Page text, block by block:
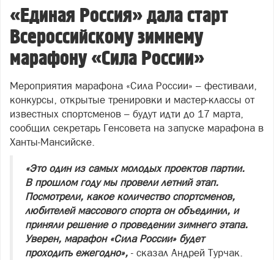
«Единая Россия» дала старт
Всероссийскому зимнему
марафону «Сила России»
Мероприятия марафона «Сила России» – фестивали,
конкурсы, открытые тренировки и мастер-классы от
известных спортсменов – будут идти до 17 марта,
сообщил секретарь Генсовета на запуске марафона в
Ханты-Мансийске.
«Это один из самых молодых проектов партии.
В прошлом году мы провели летний этап.
Посмотрели, какое количество спортсменов,
любителей массового спорта он объединил, и
приняли решение о проведении зимнего этапа.
Уверен, марафон «Сила России» будет
проходить ежегодно», - сказал Андрей Турчак.